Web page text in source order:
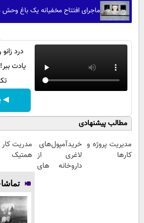
ماجرای افتتاح مخفیانه یک باغ وحش
درد
یادت
◀
مطالب پیشنهادی
مدیریت پروژه و
کارها
خریدآمپول‌های
لاغری از
داروخانه های
مدریت کار
همتیک